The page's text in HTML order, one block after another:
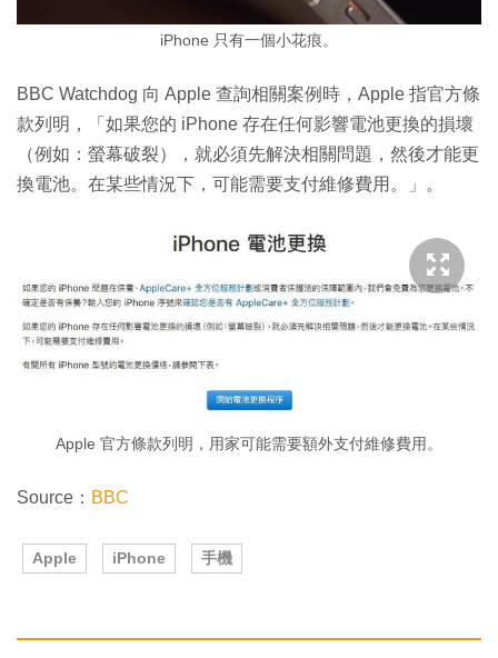
iPhone 只有一個小花痕。
BBC Watchdog 向 Apple 查詢相關案例時，Apple 指官方條
款列明，「如果您的 iPhone 存在任何影響電池更換的損壞
（例如：螢幕破裂），就必須先解決相關問題，然後才能更
換電池。在某些情況下，可能需要支付維修費用。」。
Apple 官方條款列明，用家可能需要額外支付維修費用。
Source： BBC
Apple iPhone 手機